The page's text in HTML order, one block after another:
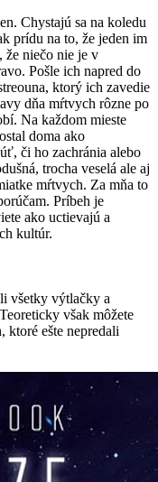
Chystajú sa na koledu
prídu na to, že jeden im
že niečo nie je v
Pošle ich napred do
ktorý ich zavedie
dňa mŕtvych rôzne po
Na každom mieste
doma ako
či ho zachránia alebo
trocha veselá ale aj
mŕtvych. Za mňa to
Príbeh je
ako uctievajú a
kultúr.
všetky výtlačky a
však môžete
ešte nepredali